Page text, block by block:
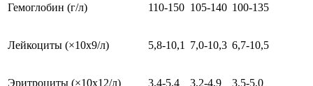
Гемоглобин (г/л) 110-150 105-140 100-135
Лейкоциты (×10х9/л) 5,8-10,1 7,0-10,3 6,7-10,5
Эритроциты (×10х12/л) 3,4-5,4 3,2-4,9 3,5-5,0